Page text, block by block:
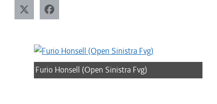
Furio Honsell (Open Sinistra Fvg)